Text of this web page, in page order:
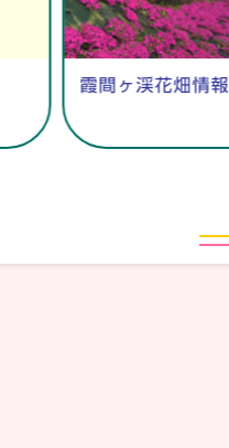
霞間ヶ渓花畑情報